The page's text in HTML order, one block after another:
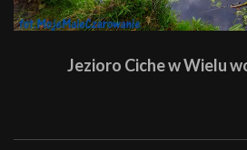
Jezioro Ciche w Wielu